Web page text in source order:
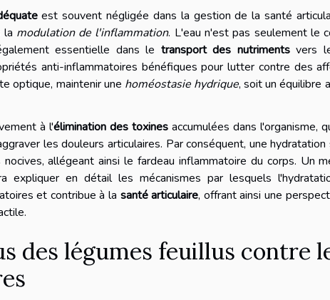
est souvent négligée dans la gestion de la santé
la modulation de l'inflammation. L'eau n'est pas seulement le
essentielle dans le transport des nutrimentsvers
anti-inflammatoires bénéfiques pour lutter contre des
optique, maintenir une homéostasie hydrique, soit un équilibre
à l'élimination des toxines accumulées dans l'organisme,
les douleurs articulaires. Par conséquent, une
allégeant ainsi le fardeau inflammatoire du corps. Un
expliquer en détail les mécanismes par lesquels
et contribue à la santé articulaire, offrant ainsi une
des légumes feuillus contre